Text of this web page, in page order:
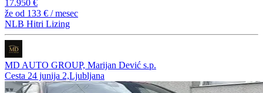
17.950 €
že od 133 € / mesec
NLB Hitri Lizing
MD AUTO GROUP, Marijan Dević s.p.
Cesta 24 junija 2,Ljubljana